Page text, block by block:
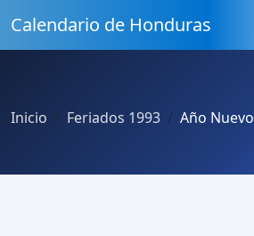
Calendario de Honduras
Inicio Feriados 1993 Año Nuevo